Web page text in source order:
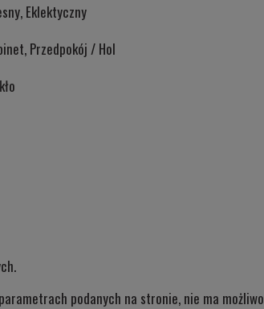
Eklektyczny
Przedpokój / Hol
podanych na stronie, nie ma